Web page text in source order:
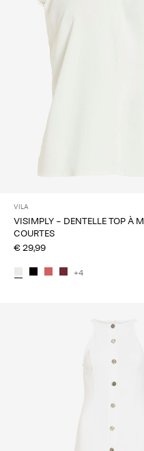
VILA
VISIMPLY - DENTELLE TOP À
COURTES
€ 29,99
+4